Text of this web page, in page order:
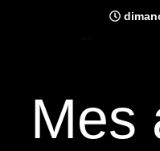
Mes